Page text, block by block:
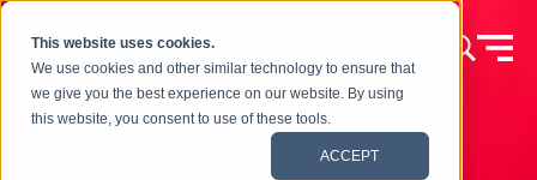
This website uses cookies.
We use cookies and other similar technology to ensure that
we give you the best experience on our website. By using
this website, you consent to use of these tools.
ACCEPT
콘텐츠로 건너뛰기